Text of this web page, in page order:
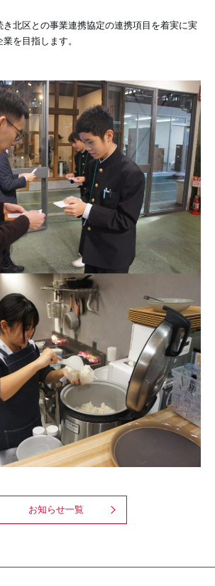
き北区との事業連携協定の連携項目を着実に実
を目指します。
お知らせ一覧